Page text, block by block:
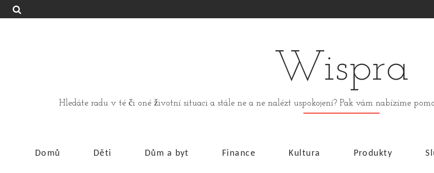
Wispra
Hledáte radu v té či oné životní situaci a stále ne a ne nalézt uspokojení? Pak vám nabízíme
Domů Děti Dům a byt Finance Kultura Produkty